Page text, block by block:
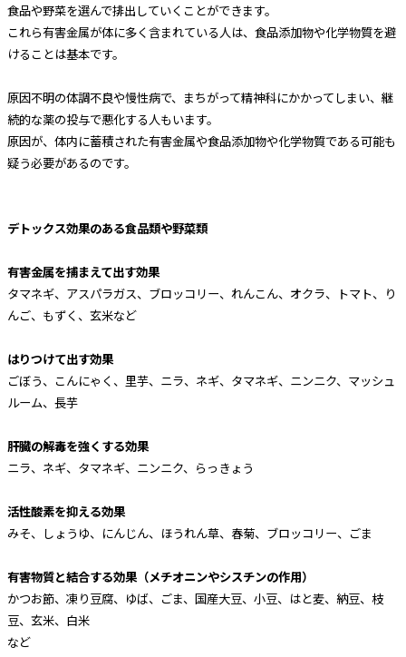
食品や野菜を選んで排出していくことができます。
これら有害金属が体に多く含まれている人は、食品添加物や化学物質を避
けることは基本です。
原因不明の体調不良や慢性病で、まちがって精神科にかかってしまい、継
続的な薬の投与で悪化する人もいます。
原因が、体内に蓄積された有害金属や食品添加物や化学物質である可能も
疑う必要があるのです。
デトックス効果のある食品類や野菜類
有害金属を捕まえて出す効果
タマネギ、アスパラガス、ブロッコリー、れんこん、オクラ、トマト、り
んご、もずく、玄米など
はりつけて出す効果
ごぼう、こんにゃく、里芋、ニラ、ネギ、タマネギ、ニンニク、マッシュ
ルーム、長芋
肝臓の解毒を強くする効果
ニラ、ネギ、タマネギ、ニンニク、らっきょう
活性酸素を抑える効果
みそ、しょうゆ、にんじん、ほうれん草、春菊、ブロッコリー、ごま
有害物質と結合する効果（メチオニンやシスチンの作用）
かつお節、凍り豆腐、ゆば、ごま、国産大豆、小豆、はと麦、納豆、枝
豆、玄米、白米
など